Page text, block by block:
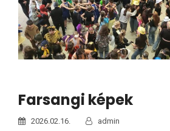
Farsangi képek
2026.02.16.
admin